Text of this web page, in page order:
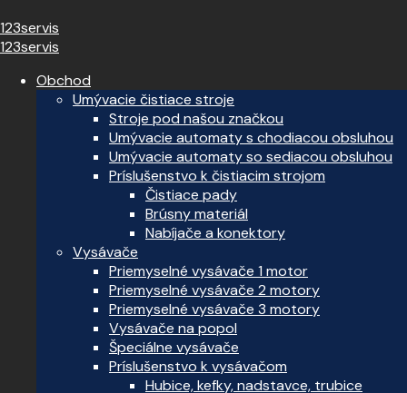
123servis
123servis
Obchod
Umývacie čistiace stroje
Stroje pod našou značkou
Umývacie automaty s chodiacou obsluhou
Umývacie automaty so sediacou obsluhou
Príslušenstvo k čistiacim strojom
Čistiace pady
Brúsny materiál
Nabíjače a konektory
Vysávače
Priemyselné vysávače 1 motor
Priemyselné vysávače 2 motory
Priemyselné vysávače 3 motory
Vysávače na popol
Špeciálne vysávače
Príslušenstvo k vysávačom
Hubice, kefky, nadstavce, trubice